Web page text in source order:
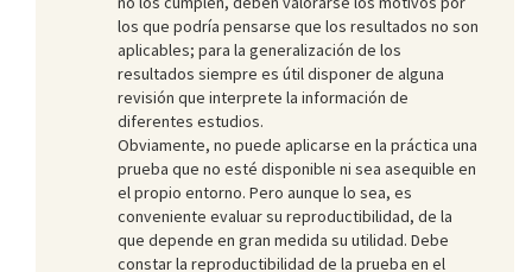
los que podría pensarse que los resultados no son
aplicables; para la generalización de los
resultados siempre es útil disponer de alguna
revisión que interprete la información de
diferentes estudios.
Obviamente, no puede aplicarse en la práctica una
prueba que no esté disponible ni sea asequible en
el propio entorno. Pero aunque lo sea, es
conveniente evaluar su reproductibilidad, de la
que depende en gran medida su utilidad. Debe
constar la reproductibilidad de la prueba en el